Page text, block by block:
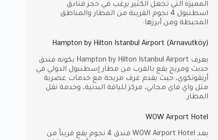
المميزة التي تجعل الكثير يرغب في حجز فنادق
اسطنبول 4 نجوم القريبة من المطار والمناطق
المحيطة ومن أبرزها:
Hampton by Hilton Istanbul Airport (Arnavutköy)
يعرف Hampton by Hilton Istanbul Airport بكونه فندق
حديث ومريح يقع بالقرب من مطار إسطنبول الدولي في
أرنڤوتكوي، حيث يقدم غرف مريحة مع خدمات عصرية
مثل واي فاي مجاني، مركز للياقة البدنية، وخدمة نقل
المطار.
WOW Airport Hotel
يعد WOW Airport Hotel فندق 4 نجوم يقع قريباً من